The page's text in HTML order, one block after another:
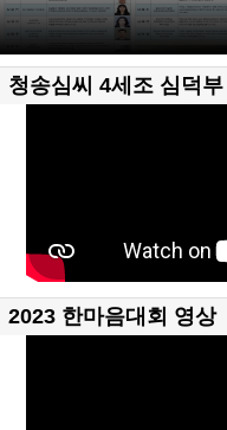
청송심씨 4세조 심덕부
2023 한마음대회 영상